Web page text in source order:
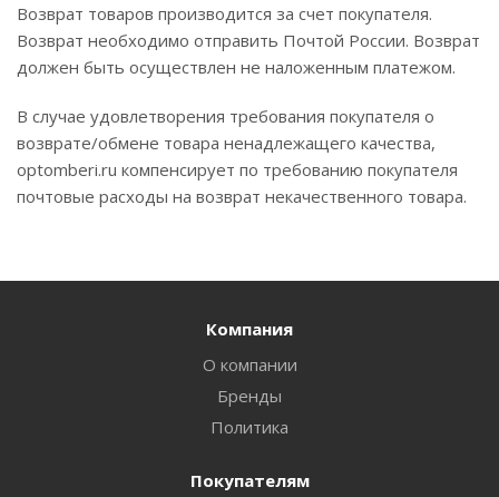
Возврат товаров производится за счет покупателя.
Возврат необходимо отправить Почтой России. Возврат
должен быть осуществлен не наложенным платежом.
В случае удовлетворения требования покупателя о
возврате/обмене товара ненадлежащего качества,
optomberi.ru компенсирует по требованию покупателя
почтовые расходы на возврат некачественного товара.
Компания
О компании
Бренды
Политика
Покупателям